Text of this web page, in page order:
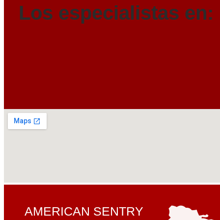
Los especialistas en:
AMERICAN SENTRY